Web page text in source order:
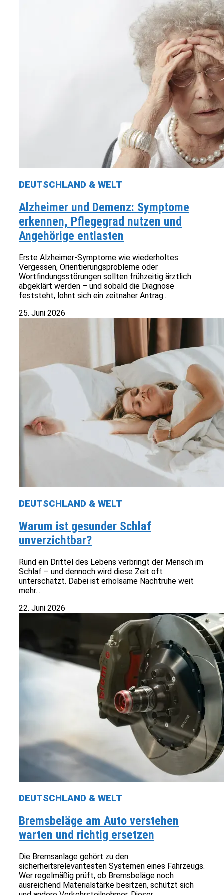
DEUTSCHLAND & WELT
Alzheimer und Demenz: Symptome
erkennen, Pflegegrad nutzen und
Angehörige entlasten
Erste Alzheimer-Symptome wie wiederholtes
Vergessen, Orientierungsprobleme oder
Wortfindungsstörungen sollten frühzeitig ärztlich
abgeklärt werden – und sobald die Diagnose
feststeht, lohnt sich ein zeitnaher Antrag...
25. Juni 2026
DEUTSCHLAND & WELT
Warum ist gesunder Schlaf
unverzichtbar?
Rund ein Drittel des Lebens verbringt der Mensch im
Schlaf – und dennoch wird diese Zeit oft
unterschätzt. Dabei ist erholsame Nachtruhe weit
mehr...
22. Juni 2026
DEUTSCHLAND & WELT
Bremsbeläge am Auto verstehen
warten und richtig ersetzen
Die Bremsanlage gehört zu den
sicherheitsrelevantesten Systemen eines Fahrzeugs.
Wer regelmäßig prüft, ob Bremsbeläge noch
ausreichend Materialstärke besitzen, schützt sich